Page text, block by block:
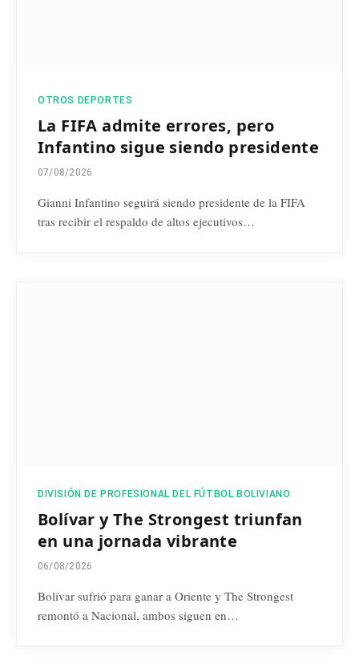
OTROS DEPORTES
La FIFA admite errores, pero
Infantino sigue siendo presidente
07/08/2026
Gianni Infantino seguirá siendo presidente de la FIFA
tras recibir el respaldo de altos ejecutivos…
DIVISIÓN DE PROFESIONAL DEL FÚTBOL BOLIVIANO
Bolívar y The Strongest triunfan
en una jornada vibrante
06/08/2026
Bolívar sufrió para ganar a Oriente y The Strongest
remontó a Nacional, ambos siguen en…